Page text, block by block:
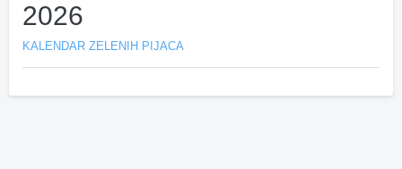
2026
KALENDAR ZELENIH PIJACA